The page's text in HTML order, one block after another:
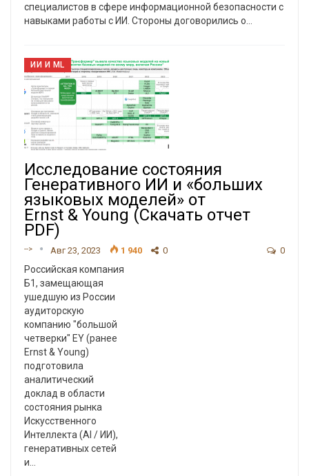
специалистов в сфере информационной безопасности с
навыками работы с ИИ. Стороны договорились о
ИИ И ML
Исследование состояния
Генеративного ИИ и «больших
языковых моделей» от
Ernst & Young (Скачать отчет
PDF)
--> Авг 23, 2023 1 940 0 0
Российская компания
Б1, замещающая
ушедшую из России
аудиторскую
компанию "большой
четверки" EY (ранее
Ernst & Young)
подготовила
аналитический
доклад в области
состояния рынка
Искусственного
Интеллекта (AI / ИИ),
генеративных сетей
и…